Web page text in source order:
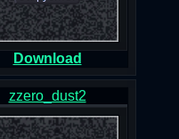
Download
zzero_dust2